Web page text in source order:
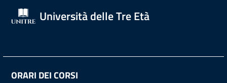
Università delle Tre Età
ORARI DEI CORSI